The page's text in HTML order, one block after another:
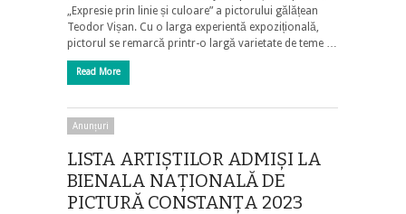
„Expresie prin linie și culoare” a pictorului gălățean
Teodor Vișan. Cu o larga experientă expozițională,
pictorul se remarcă printr-o largă varietate de teme …
Read More
Anunțuri
LISTA ARTIȘTILOR ADMIȘI LA
BIENALA NAȚIONALĂ DE
PICTURĂ CONSTANȚA 2023